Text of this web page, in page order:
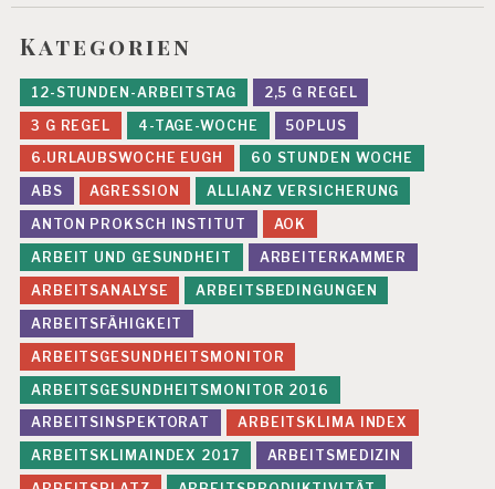
Kategorien
12-STUNDEN-ARBEITSTAG
2,5 G REGEL
3 G REGEL
4-TAGE-WOCHE
50PLUS
6.URLAUBSWOCHE EUGH
60 STUNDEN WOCHE
ABS
AGRESSION
ALLIANZ VERSICHERUNG
ANTON PROKSCH INSTITUT
AOK
ARBEIT UND GESUNDHEIT
ARBEITERKAMMER
ARBEITSANALYSE
ARBEITSBEDINGUNGEN
ARBEITSFÄHIGKEIT
ARBEITSGESUNDHEITSMONITOR
ARBEITSGESUNDHEITSMONITOR 2016
ARBEITSINSPEKTORAT
ARBEITSKLIMA INDEX
ARBEITSKLIMAINDEX 2017
ARBEITSMEDIZIN